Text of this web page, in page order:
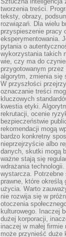
tworzenia treści.
teksty, obrazy,
rozwiązań. Dla wielu
przyspieszenie pracy
eksperymentowania.
pytania o
wykorzystania takich
wie, czy ma do
przygotowanym
algorytm, zmienia się
W przyszłości
oznaczanie treści
kluczowych
kwestia etyki.
rekrutacji, ocenie
bezpieczeństwie
rekomendacji mogą
bardzo konkretny
nieprzejrzyście albo
danych, skutki mogą
ważne stają się
wdrażania
wystarcza. Potrzebne
prawne, które określą
użycia. Warto
nie rozwija się w
otoczenia
kulturowego. Inaczej
dużej korporacji,
inaczej w małej
może przynieść duże